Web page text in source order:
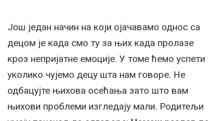
Још један начин на који ојачавамо однос са
децом је када смо ту за њих када пролазе
кроз непријатне емоције. У томе ћемо успети
уколико чујемо децу шта нам говоре. Не
одбацујте њихова осећања зато што вам
њихови проблеми изгледају мали. Родитељи